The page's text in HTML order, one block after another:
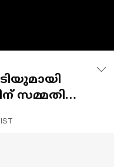
സമ്മതിച്ച്